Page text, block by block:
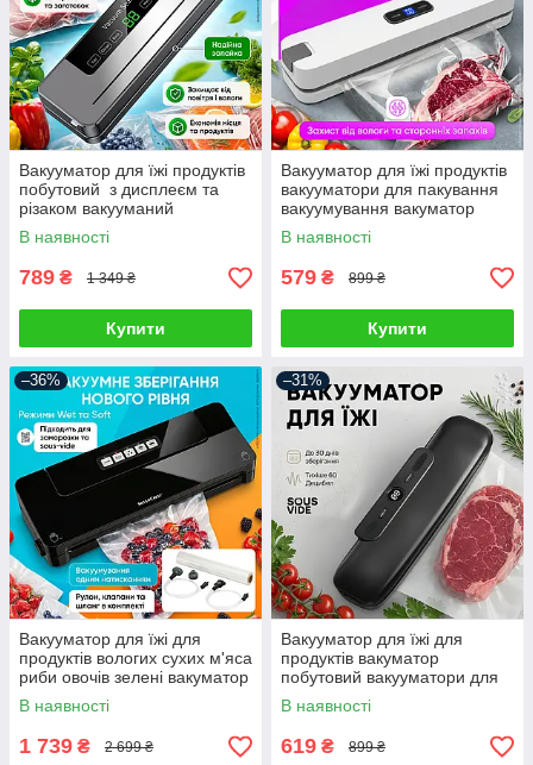
Вакууматор для їжі продуктів
побутовий з дисплеєм та
різаком вакууманий
пакувальник автоматичний
для пакування вакуумування
В наявності
789 ₴ 1 349 ₴
Купити
Вакууматор для їжі продуктів
вакууматори для пакування
вакуумування вакуматор
побутовий домашній
В наявності
579 ₴ 899 ₴
Купити
–36%
Вакууматор для їжі для
продуктів вологих сухих м'яса
риби овочів зелені вакуматор
вакууматори вакуумний
побутовий пакувальник
В наявності
1 739 ₴ 2 699 ₴
–31%
Вакууматор для їжі для
продуктів вакуматор
побутовий вакууматори для
пакування вакуумування
продуктів домашній кухонний
ручний
В наявності
619 ₴ 899 ₴